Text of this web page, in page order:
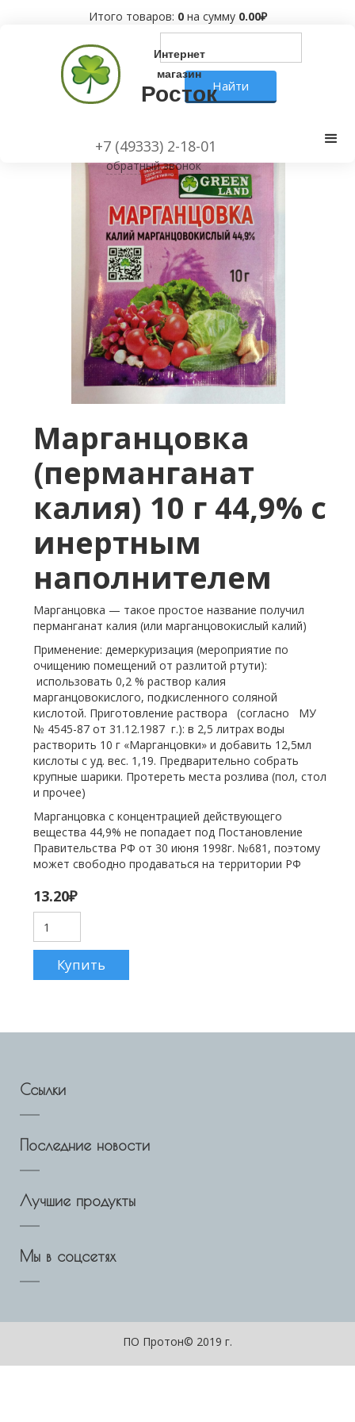
Итого товаров: 0 на сумму 0.00₽
Интернет
магазин
Росток
+7 (49333) 2-18-01
обратный звонок
Марганцовка
(перманганат
калия) 10 г 44,9% с
инертным
наполнителем
Марганцовка — такое простое название получил
перманганат калия (или марганцовокислый калий)
Применение: демеркуризация (мероприятие по
очищению помещений от разлитой ртути):
использовать 0,2 % раствор калия
марганцовокислого, подкисленного соляной
кислотой. Приготовление раствора (согласно МУ
№ 4545-87 от 31.12.1987 г.): в 2,5 литрах воды
растворить 10 г «Марганцовки» и добавить 12,5мл
кислоты с уд. вес. 1,19. Предварительно собрать
крупные шарики. Протереть места розлива (пол, стол
и прочее)
Марганцовка с концентрацией действующего
вещества 44,9% не попадает под Постановление
Правительства РФ от 30 июня 1998г. №681, поэтому
может свободно продаваться на территории РФ
13.20₽
Ссылки
Последние новости
Лучшие продукты
Мы в соцсетях
ПО Протон© 2019 г.